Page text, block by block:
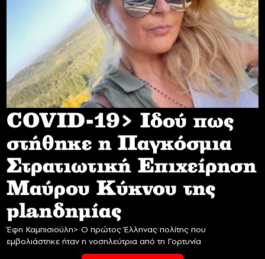
COVID-19> Iδού πως
στήθηκε η Παγκόσμια
Στρατιωτική Επιχείρηση
Mαύρου Κύκνου της
planδημίας
Έφη Καμπισιούλη> Ο πρώτος Έλληνας πολίτης που
εμβολιάστηκε ήταν η νοσηλεύτρια από τη Γορτυνία